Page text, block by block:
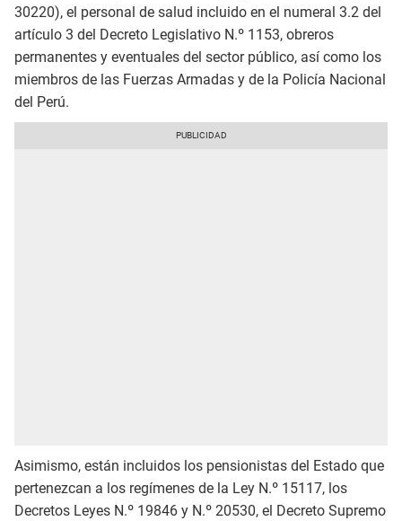
30220), el personal de salud incluido en el numeral 3.2 del
artículo 3 del Decreto Legislativo N.º 1153, obreros
permanentes y eventuales del sector público, así como los
miembros de las Fuerzas Armadas y de la Policía Nacional
del Perú.
Asimismo, están incluidos los pensionistas del Estado que
pertenezcan a los regímenes de la Ley N.º 15117, los
Decretos Leyes N.º 19846 y N.º 20530, el Decreto Supremo